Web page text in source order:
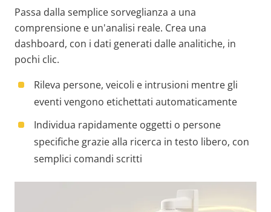
Passa dalla semplice sorveglianza a una
comprensione e un'analisi reale. Crea una
dashboard, con i dati generati dalle analitiche, in
pochi clic.
Rileva persone, veicoli e intrusioni mentre gli
eventi vengono etichettati automaticamente
Individua rapidamente oggetti o persone
specifiche grazie alla ricerca in testo libero, con
semplici comandi scritti